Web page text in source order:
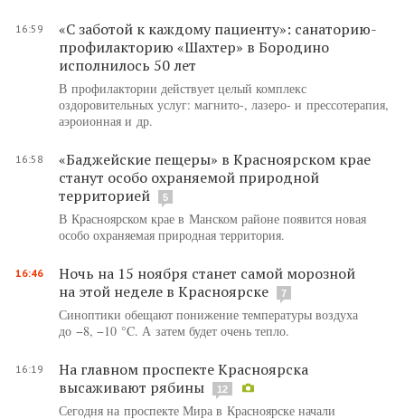
16:59
«С заботой к каждому пациенту»: санаторию-
профилакторию «Шахтер» в Бородино
исполнилось 50 лет
В профилактории действует целый комплекс
оздоровительных услуг: магнито-, лазеро- и прессотерапия,
аэроионная и др.
16:58
«Баджейские пещеры» в Красноярском крае
станут особо охраняемой природной
территорией
5
В Красноярском крае в Манском районе появится новая
особо охраняемая природная территория.
16:46
Ночь на 15 ноября станет самой морозной
на этой неделе в Красноярске
7
Синоптики обещают понижение температуры воздуха
до −8, −10 °C. А затем будет очень тепло.
16:19
На главном проспекте Красноярска
высаживают рябины
12
Сегодня на проспекте Мира в Красноярске начали